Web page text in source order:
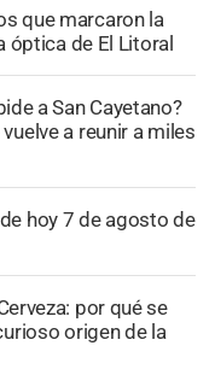
que marcaron la
óptica de El Litoral
a San Cayetano?
a reunir a miles
hoy 7 de agosto de
por qué se
origen de la